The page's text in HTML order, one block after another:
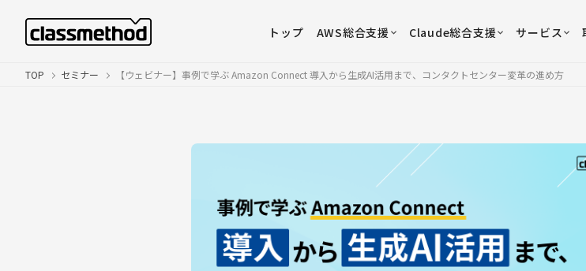
トップ AWS総合支援 Claude総合支援 サービス
TOP セミナー 【ウェビナー】事例で学ぶ Amazon Connect 導入から生成AI活用まで、コンタクトセンター変革の進め方